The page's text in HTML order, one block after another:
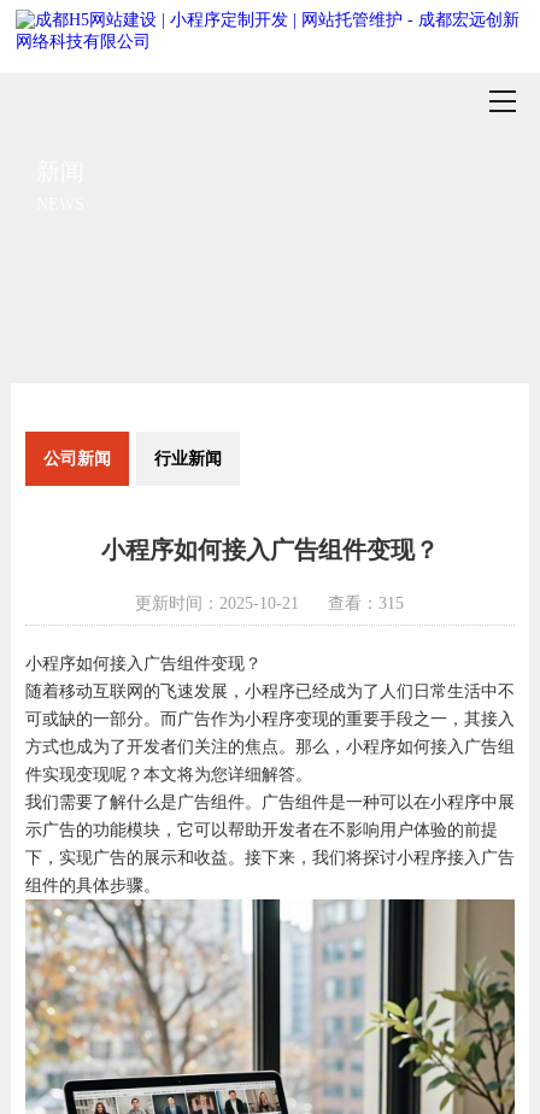
公司新闻 行业新闻
小程序如何接入广告组件变现？
更新时间：2025-10-21 查看：315
小程序如何接入广告组件变现？
随着移动互联网的飞速发展，小程序已经成为了人们日常生活中不
可或缺的一部分。而广告作为小程序变现的重要手段之一，其接入
方式也成为了开发者们关注的焦点。那么，小程序如何接入广告组
件实现变现呢？本文将为您详细解答。
我们需要了解什么是广告组件。广告组件是一种可以在小程序中展
示广告的功能模块，它可以帮助开发者在不影响用户体验的前提
下，实现广告的展示和收益。接下来，我们将探讨小程序接入广告
组件的具体步骤。